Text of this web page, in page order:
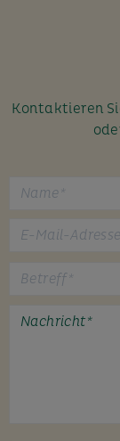
Kontaktieren